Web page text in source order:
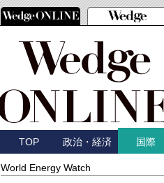
TOP 政治・経済 国際
World Energy Watch